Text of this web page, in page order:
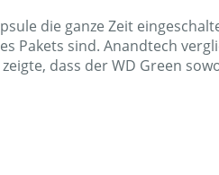
die ganze Zeit
Pakets sind. Anandtech
dass der WD Green